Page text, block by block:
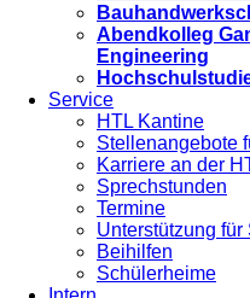
Abendkolleg
Engineering
Service
HTL Kantine
Stellenangebote
Karriere an der
Sprechstunden
Termine
Unterstützung
Beihilfen
Schülerheime